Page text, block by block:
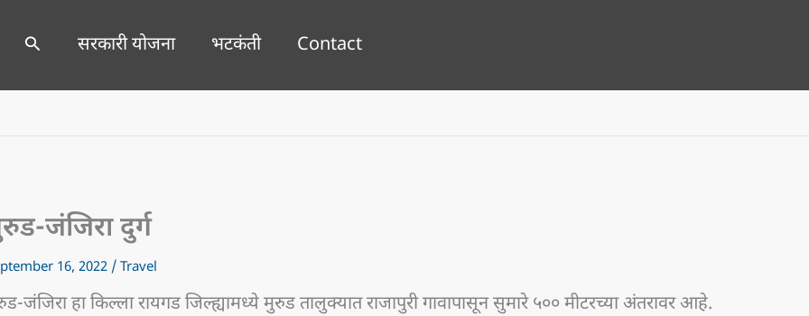
Search सरकारी योजना भटकंती Contact
जंजिरा दुर्ग
16, 2022 / Travel
जंजिरा हा किल्ला रायगड जिल्ह्यामध्ये मुरुड तालुक्यात राजापुरी गावापासून सुमारे ५०० मीटरच्या अंतरावर आहे.